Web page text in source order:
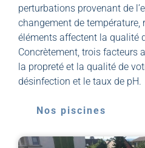
perturbations provenant de
changement de température,
éléments affectent la qualité
Concrètement, trois facteurs
la propreté et la qualité de
désinfection et le taux de pH.
Nos piscines